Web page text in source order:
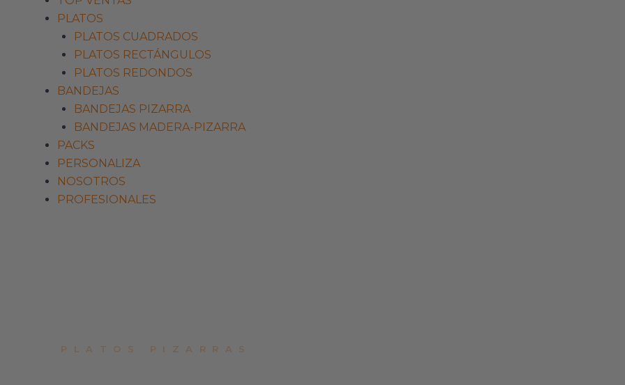
PLATOS
PLATOS CUADRADOS
PLATOS RECTÁNGULOS
PLATOS REDONDOS
BANDEJAS
BANDEJAS PIZARRA
BANDEJAS MADERA-PIZARRA
PACKS
PERSONALIZA
NOSOTROS
PROFESIONALES
PLATOS PIZARRAS